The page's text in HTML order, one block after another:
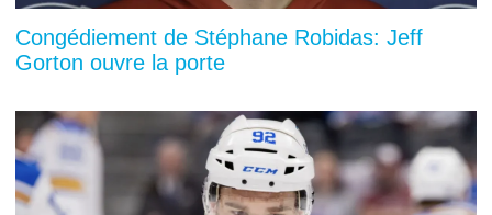
Congédiement de Stéphane Robidas: Jeff
Gorton ouvre la porte